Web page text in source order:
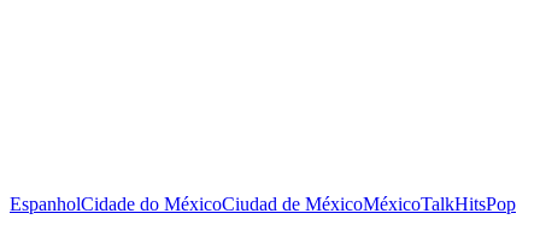
EspanholCidade do MéxicoCiudad de MéxicoMéxicoTalkHitsPop